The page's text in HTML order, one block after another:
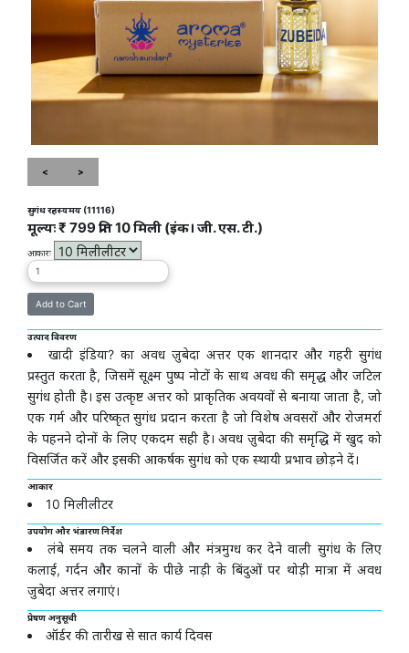
< >
सुगंध रहस्यमय (11116)
मूल्यः ₹ 799 प्रति 10 मिली (इंक। जी. एस. टी.)
आकारः
उत्पाद विवरण
खादी इंडिया? का अवध ज़ुबेदा अत्तर एक शानदार और गहरी सुगंध
प्रस्तुत करता है, जिसमें सूक्ष्म पुष्प नोटों के साथ अवध की समृद्ध और जटिल
सुगंध होती है। इस उत्कृष्ट अत्तर को प्राकृतिक अवयवों से बनाया जाता है, जो
एक गर्म और परिष्कृत सुगंध प्रदान करता है जो विशेष अवसरों और रोजमर्रा
के पहनने दोनों के लिए एकदम सही है। अवध ज़ुबेदा की समृद्धि में खुद को
विसर्जित करें और इसकी आकर्षक सुगंध को एक स्थायी प्रभाव छोड़ने दें।
आकार
10 मिलीलीटर
उपयोग और भंडारण निर्देश
लंबे समय तक चलने वाली और मंत्रमुग्ध कर देने वाली सुगंध के लिए
कलाई, गर्दन और कानों के पीछे नाड़ी के बिंदुओं पर थोड़ी मात्रा में अवध
जुबेदा अत्तर लगाएं।
प्रेषण अनुसूची
ऑर्डर की तारीख से सात कार्य दिवस